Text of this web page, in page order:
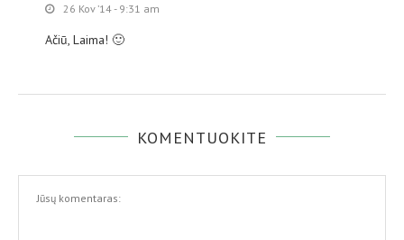
26 Kov ’14 - 9:31 am
Ačiū, Laima! 🙂
KOMENTUOKITE